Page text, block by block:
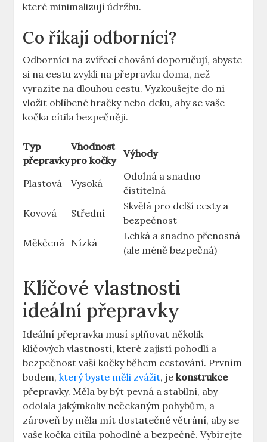
které minimalizují údržbu.
Co říkají odborníci?
Odborníci na zvířecí chování doporučují, abyste
si na cestu zvykli na přepravku doma, než
vyrazíte na dlouhou cestu. Vyzkoušejte do ní
vložit oblíbené hračky nebo deku, aby se vaše
kočka cítila bezpečněji.
Typ
přepravky
Vhodnost
pro kočky
Výhody
Plastová Vysoká
Odolná a snadno
čistitelná
Kovová
Střední
Skvělá pro delší cesty a
bezpečnost
Měkčená Nízká
Lehká a snadno přenosná
(ale méně bezpečná)
Klíčové vlastnosti
ideální přepravky
Ideální přepravka musí splňovat několik
klíčových vlastností, které zajistí pohodlí a
bezpečnost vaší kočky během cestování. Prvním
bodem,který byste měli zvážit, jekonstrukce
přepravky. Měla by být pevná a stabilní, aby
odolala jakýmkoliv nečekaným pohybům, a
zároveň by měla mít dostatečné větrání, aby se
vaše kočka cítila pohodlně a bezpečně. Vybírejte